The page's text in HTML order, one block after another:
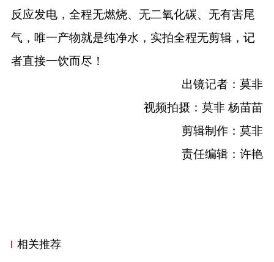
反应发电，全程无燃烧、无二氧化碳、无有害尾
气，唯一产物就是纯净水，实拍全程无剪辑，记
者直接一饮而尽！
出镜记者：莫非
视频拍摄：莫非 杨苗苗
剪辑制作：莫非
责任编辑：许艳
相关推荐